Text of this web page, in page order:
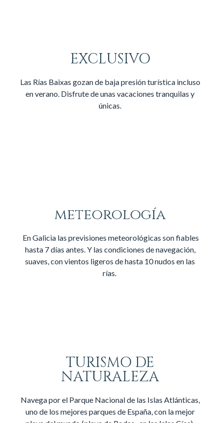
EXCLUSIVO
Las Rías Baixas gozan de baja presión turística incluso
en verano. Disfrute de unas vacaciones tranquilas y
únicas.
meteorología
En Galicia las previsiones meteorológicas son fiables
hasta 7 días antes. Y las condiciones de navegación,
suaves, con vientos ligeros de hasta 10 nudos en las
rías.
TURISMO DE
NATURALEZA
Navega por el Parque Nacional de las Islas Atlánticas,
uno de los mejores parques de España, con la mejor